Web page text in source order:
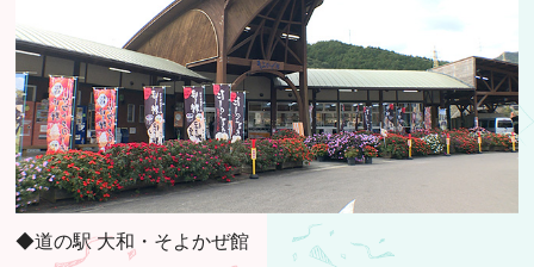
◆道の駅 大和・そよかぜ館